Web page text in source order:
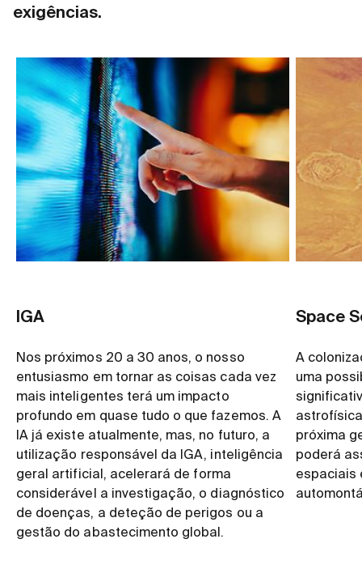
exigências.
IGA
Nos próximos 20 a 30 anos, o nosso
entusiasmo em tornar as coisas cada vez
mais inteligentes terá um impacto
profundo em quase tudo o que fazemos. A
IA já existe atualmente, mas, no futuro, a
utilização responsável da IGA, inteligência
geral artificial, acelerará de forma
considerável a investigação, o diagnóstico
de doenças, a deteção de perigos ou a
gestão do abastecimento global.
Space
A
uma
próxima
poderá
espaciais